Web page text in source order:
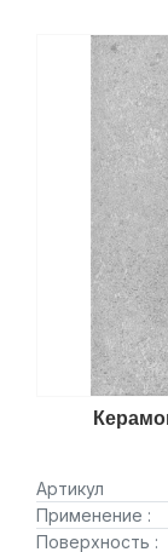
Артикул
Применение :
Поверхность :